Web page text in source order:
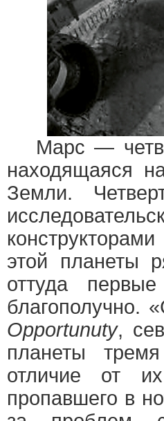
Марс —
находящаяся
Земли.
конструкторами
этой планеты
оттуда
благополучно.
Opportunuty,
планеты
отличие от
пропавшего в